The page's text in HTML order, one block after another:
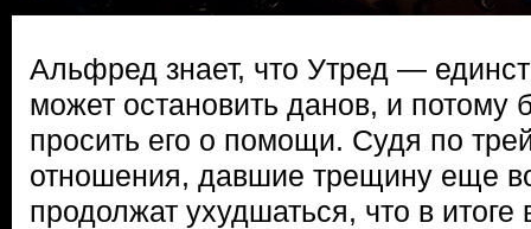
Альфред знает, что Утред —
может остановить данов, и потому
просить его о помощи. Судя по
отношения, давшие трещину еще
продолжат ухудшаться, что в